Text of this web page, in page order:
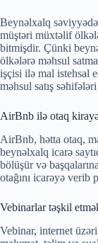
Beynəlxalq
müştəri müxtəlif
bitmişdir. Çünki
ölkələrə məhsul
işçisi ilə mal istehsal
məhsul satış
AirBnb ilə otaq
AirBnb, hətta otaq,
beynəlxalq icarə
bölüşür və
otağını icarəyə verib
Vebinarlar təşkil
Vebinar, internet